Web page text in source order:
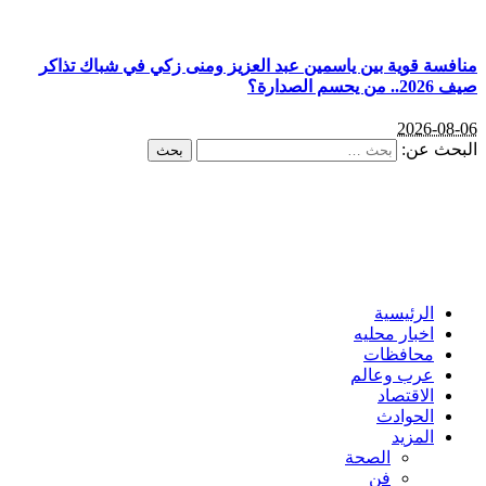
قوية بين ياسمين عبد العزيز ومنى زكي في شباك تذاكر
الصدارة؟
2026-
عن:
الرئيسية
اخبار محليه
محافظات
عرب وعالم
الاقتصاد
الحوادث
المزيد
الصحة
فن